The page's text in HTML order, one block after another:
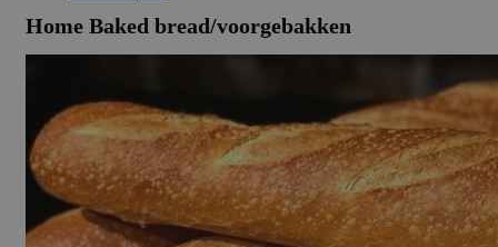
Home Baked bread/voorgebakken